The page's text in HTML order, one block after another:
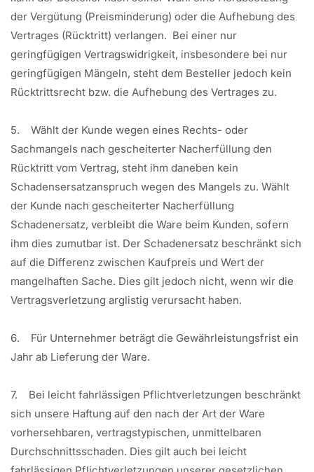
der Vergütung (Preisminderung) oder die Aufhebung des
Vertrages (Rücktritt) verlangen. Bei einer nur
geringfügigen Vertragswidrigkeit, insbesondere bei nur
geringfügigen Mängeln, steht dem Besteller jedoch kein
Rücktrittsrecht bzw. die Aufhebung des Vertrages zu.
5. Wählt der Kunde wegen eines Rechts- oder
Sachmangels nach gescheiterter Nacherfüllung den
Rücktritt vom Vertrag, steht ihm daneben kein
Schadensersatzanspruch wegen des Mangels zu. Wählt
der Kunde nach gescheiterter Nacherfüllung
Schadenersatz, verbleibt die Ware beim Kunden, sofern
ihm dies zumutbar ist. Der Schadenersatz beschränkt sich
auf die Differenz zwischen Kaufpreis und Wert der
mangelhaften Sache. Dies gilt jedoch nicht, wenn wir die
Vertragsverletzung arglistig verursacht haben.
6. Für Unternehmer beträgt die Gewährleistungsfrist ein
Jahr ab Lieferung der Ware.
7. Bei leicht fahrlässigen Pflichtverletzungen beschränkt
sich unsere Haftung auf den nach der Art der Ware
vorhersehbaren, vertragstypischen, unmittelbaren
Durchschnittsschaden. Dies gilt auch bei leicht